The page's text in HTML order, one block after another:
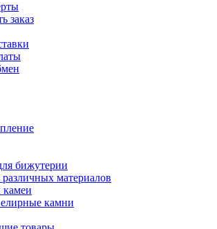
заказ
бижутерии
материалов
камни